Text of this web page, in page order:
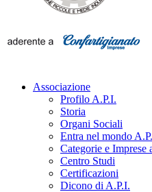
Associazione
Profilo A.P.I.
Storia
Organi Sociali
Entra nel mondo
Categorie e Imprese
Centro Studi
Certificazioni
Dicono di A.P.I.